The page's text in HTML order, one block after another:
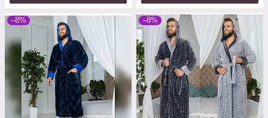
–8% –8%